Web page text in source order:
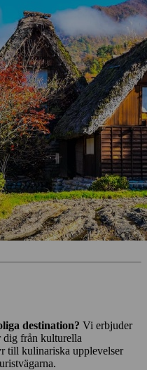
destination? Vi erbjuder
dig från kulturella
till kulinariska upplevelser